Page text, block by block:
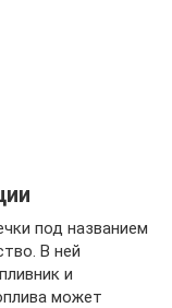
под названием
В ней
и
может